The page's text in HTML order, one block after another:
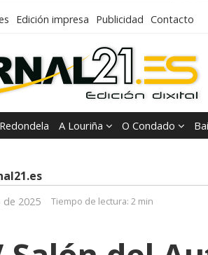
Edición impresa Publicidad Contacto
Redondela A Louriña O Condado
de 2025 Tiempo de lectura: 2 min